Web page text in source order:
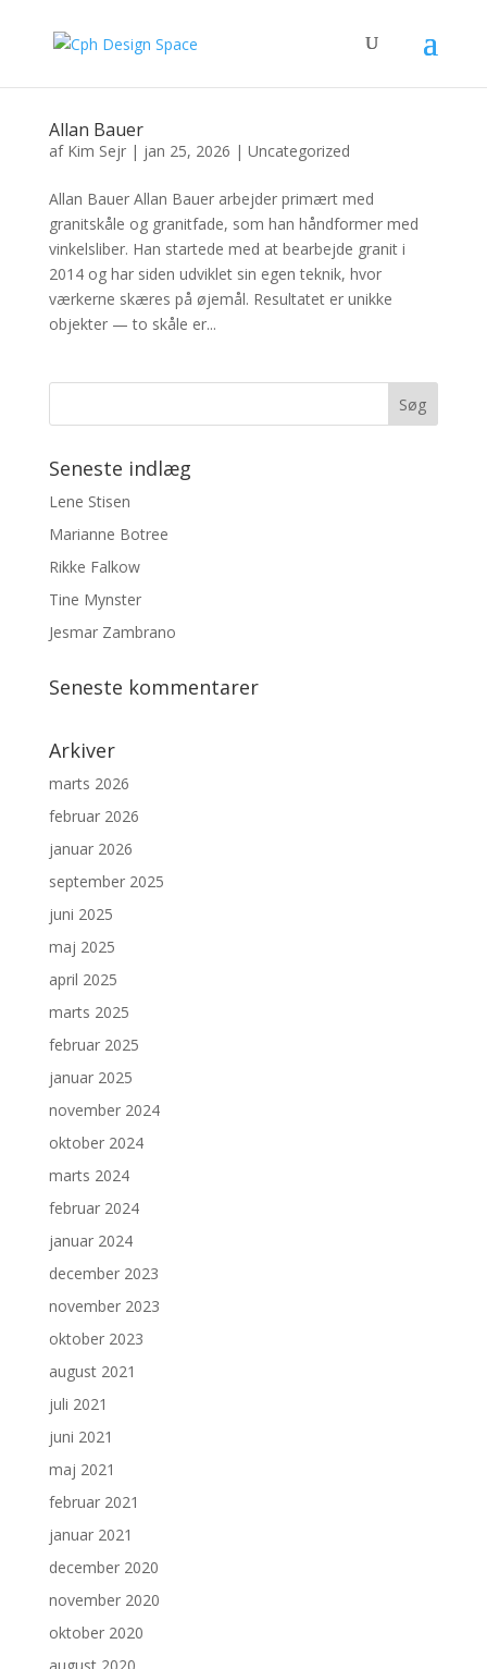
Allan Bauer
af Kim Sejr| jan 25, 2026 | Uncategorized
Allan Bauer Allan Bauer arbejder primært med
granitskåle og granitfade, som han håndformer med
vinkelsliber. Han startede med at bearbejde granit i
2014 og har siden udviklet sin egen teknik, hvor
værkerne skæres på øjemål. Resultatet er unikke
objekter — to skåle er...
Seneste indlæg
Lene Stisen
Marianne Botree
Rikke Falkow
Tine Mynster
Jesmar Zambrano
Seneste kommentarer
Arkiver
marts 2026
februar 2026
januar 2026
september 2025
juni 2025
maj 2025
april 2025
marts 2025
februar 2025
januar 2025
november 2024
oktober 2024
marts 2024
februar 2024
januar 2024
december 2023
november 2023
oktober 2023
august 2021
juli 2021
juni 2021
maj 2021
februar 2021
januar 2021
december 2020
november 2020
oktober 2020